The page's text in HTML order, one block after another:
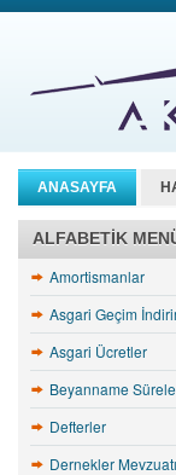
ANASAYFA
ALFABETIK
Amortismanlar
Asgari Geçim
Asgari Ücretler
Beyanname
Defterler
Dernekler Mevzuatı